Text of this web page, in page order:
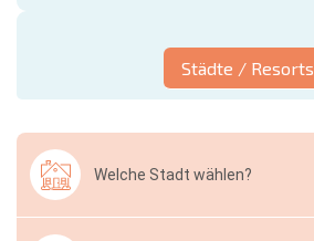
Städte / Resorts
Welche Stadt wählen?